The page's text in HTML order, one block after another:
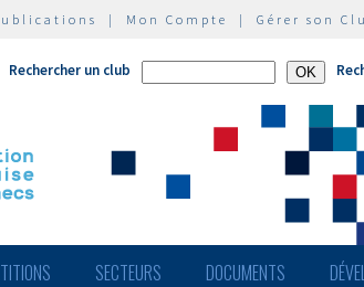
| Mon Compte | Gérer son
Rechercher un club
SECTEURS DOCUMENTS